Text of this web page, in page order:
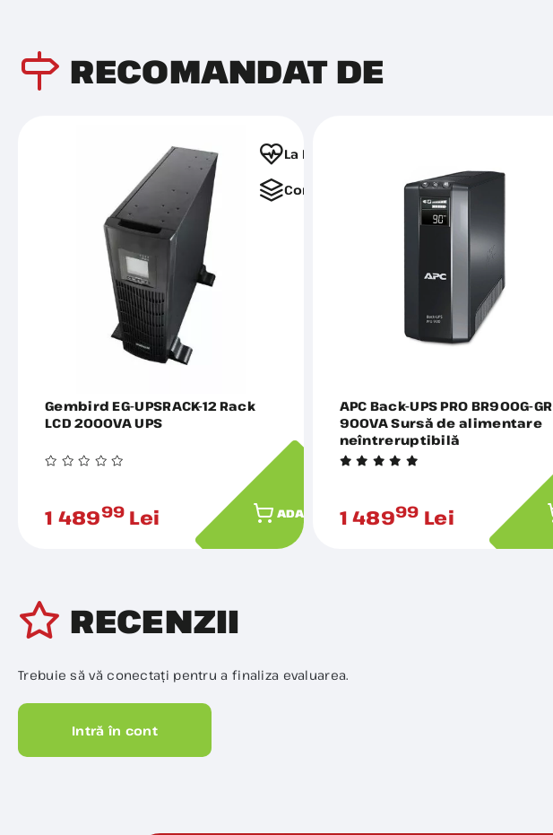
RECOMANDAT DE
La Favorite
Comparați
Gembird EG-UPSRACK-12 Rack
LCD 2000VA UPS
1 48999 Lei ADAUGĂ ÎN COȘ
APC Back-UPS PRO BR900G-GR
900VA Sursă de alimentare
neîntreruptibilă
1 48999 Lei
RECENZII
Trebuie să vă conectați pentru a finaliza evaluarea.
Intră în cont